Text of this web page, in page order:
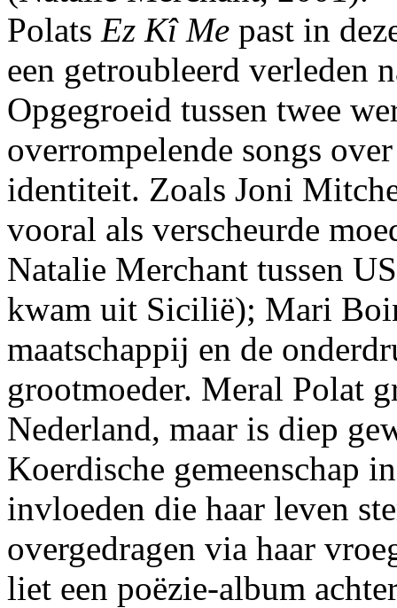
Polats Ez Kî Me past in
een getroubleerd verleden
Opgegroeid tussen twee
overrompelende songs
identiteit. Zoals Joni
vooral als verscheurde
Natalie Merchant tussen
kwam uit Sicilië); Mari
maatschappij en de
grootmoeder. Meral Polat
Nederland, maar is diep
Koerdische gemeenschap
invloeden die haar leven
overgedragen via haar
liet een poëzie-album